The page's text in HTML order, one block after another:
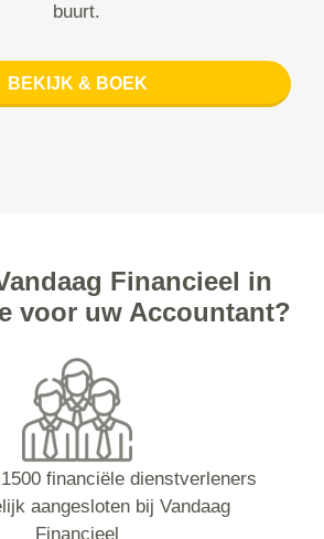
buurt.
BEKIJK & BOEK
Financieel in
voor uw Accountant?
financiële dienstverleners
aangesloten bij Vandaag
Financieel